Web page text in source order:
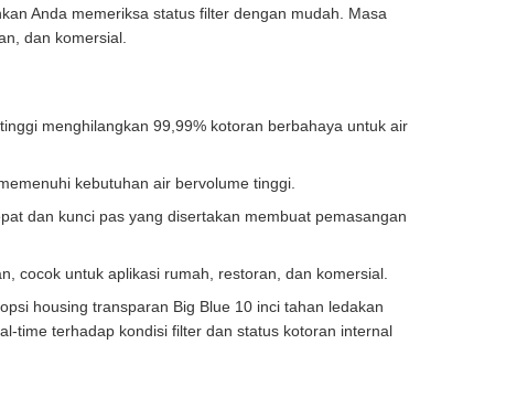
Anda memeriksa status filter dengan mudah. ​​Masa
dan komersial.
menghilangkan 99,99% kotoran berbahaya untuk air
kebutuhan air bervolume tinggi.
dan kunci pas yang disertakan membuat pemasangan
cocok untuk aplikasi rumah, restoran, dan komersial.
housing transparan Big Blue 10 inci tahan ledakan
time terhadap kondisi filter dan status kotoran internal